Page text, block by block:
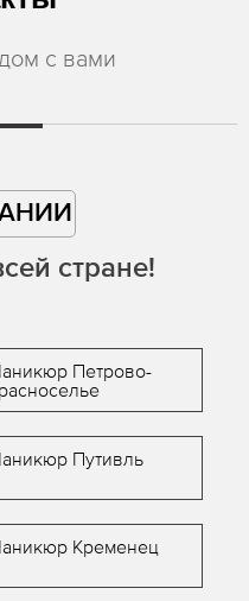
с вами
стране!
Петрово-
Путивль
Кременец